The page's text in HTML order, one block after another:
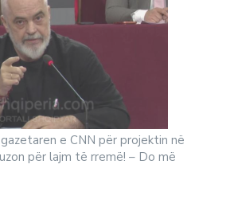
e CNN për projektin në
për lajm të rremë! – Do më